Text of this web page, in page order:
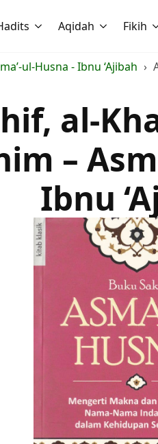
Aqidah Fikih
ul-Husna - Ibnu ‘Ajibah
al-
–
Ibnu